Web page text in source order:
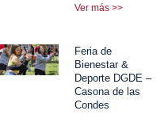
Ver más >>
Feria de
Bienestar &
Deporte DGDE –
Casona de las
Condes